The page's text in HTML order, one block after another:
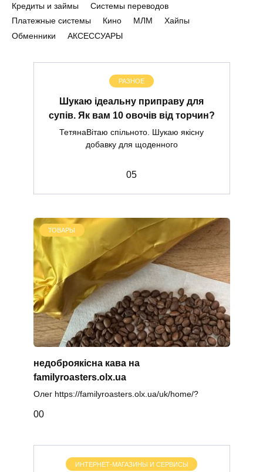
Кредиты и займы
Системы переводов
Платежные системы
Кино МЛМ
Хайпы
Обменники
АКСЕССУАРЫ
РАЗНОЕ
Шукаю ідеальну приправу для
супів. Як вам 10 овочів від торчин?
ТетянаВітаю спільното. Шукаю якісну
добавку для щоденного
05
ТОВАРЫ
недоброякісна кава на
familyroasters.olx.ua
Олег https://familyroasters.olx.ua/uk/home/?
00
ИНТЕРНЕТ-МАГАЗИНЫ И СЕРВИСЫ